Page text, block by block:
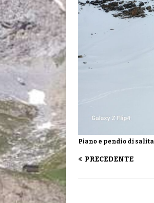
Piano e pendio di salita
PRECEDENTE